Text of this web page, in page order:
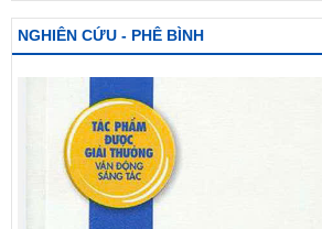
NGHIÊN CỨU - PHÊ BÌNH